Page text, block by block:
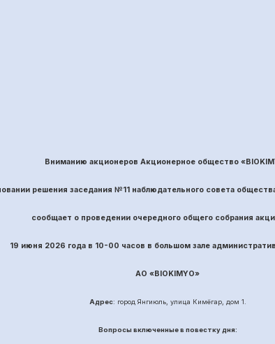
Вниманию акционеров Акционерное общество
решения заседания №11 наблюдательного совета
сообщает о проведении очередного общего собрания
19 июня 2026 года в 10-00 часов в большом зале
АО «BIOKIMYO»
Адрес: город Янгиюль, улица Кимёгар, дом 1.
Вопросы включенные в повестку дня: